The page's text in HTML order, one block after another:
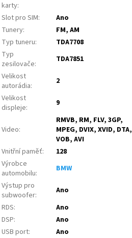
karty:
Slot pro SIM:
Ano
Tunery:
FM, AM
Typ tuneru:
TDA7708
Typ
zesilovače:
TDA7851
Velikost
autorádia:
2
Velikost
displeje: 9
Video:
RMVB, RM, FLV, 3GP,
MPEG, DVIX, XVID, DTA,
VOB, AVI
Vnitřní paměť:
128
Výrobce
automobilu:
BMW
Výstup pro
subwoofer:
Ano
RDS:
Ano
DSP:
Ano
USB port:
Ano